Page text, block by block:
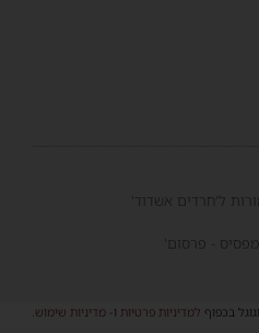
ל'חרדים אשדוד'
- פרסום'
למדיניות פרטיות ו-מדיניות שימוש.